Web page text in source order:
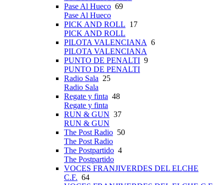
Pase Al Hueco 69
Pase Al Hueco
PICK AND ROLL 17
PICK AND ROLL
PILOTA VALENCIANA 6
PILOTA VALENCIANA
PUNTO DE PENALTI 9
PUNTO DE PENALTI
Radio Sala 25
Radio Sala
Regate y finta 48
Regate y finta
RUN & GUN 37
RUN & GUN
The Post Radio 50
The Post Radio
The Postpartido 4
The Postpartido
VOCES FRANJIVERDES DEL ELCHE
C.F. 64